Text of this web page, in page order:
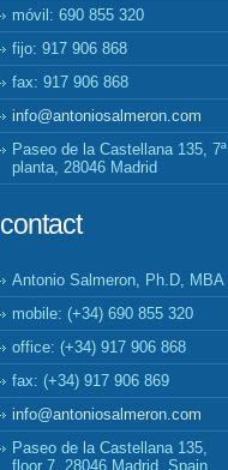
móvil: 690 855 320
fijo: 917 906 868
fax: 917 906 868
info@antoniosalmeron.com
Paseo de la Castellana 135, 7ª
planta, 28046 Madrid
contact
Antonio Salmeron, Ph.D, MBA
mobile: (+34) 690 855 320
office: (+34) 917 906 868
fax: (+34) 917 906 869
info@antoniosalmeron.com
Paseo de la Castellana 135,
floor 7, 28046 Madrid, Spain